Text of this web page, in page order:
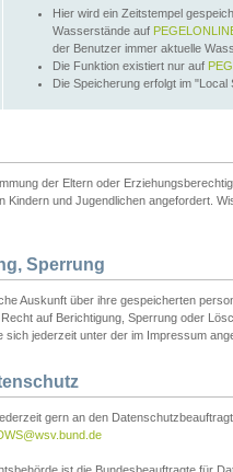
Hier wird ein Zeitstempel
Wasserstände auf
der Benutzer immer aktuelle
Die Funktion existiert nur auf
Die Speicherung erfolgt im "Local
der Eltern oder
Kindern und Jugendlichen angefordert.
Sperrung
Auskunft über ihre gespeicherten
auf Berichtigung, Sperrung oder
jederzeit unter der im Impressum
gern an den